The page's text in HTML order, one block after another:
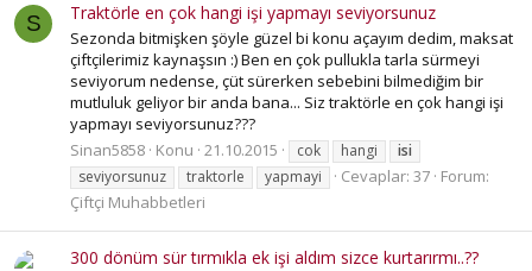
S Traktörle en çok hangi işi yapmayı seviyorsunuz
Sezonda bitmişken şöyle güzel bi konu açayım dedim, maksat
çiftçilerimiz kaynaşsın :) Ben en çok pullukla tarla sürmeyi
seviyorum nedense, çüt sürerken sebebini bilmediğim bir
mutluluk geliyor bir anda bana... Siz traktörle en çok hangi işi
yapmayı seviyorsunuz???
Sinan5858 Konu 21.10.2015 cok hangi
isi
seviyorsunuz
traktorle yapmayi Cevaplar: 37 Forum:
Çiftçi Muhabbetleri
300 dönüm sür tırmıkla ek işi aldım sizce kurtarırmı..??